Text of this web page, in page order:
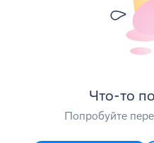
Что-то
Попробуйте